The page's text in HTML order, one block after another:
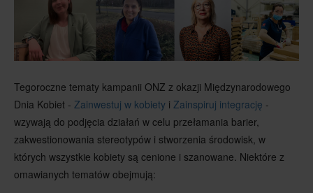
Tegoroczne tematy kampanii ONZ z okazji Międzynarodowego
Dnia Kobiet - Zainwestuj w kobiety i Zainspiruj integrację -
wzywają do podjęcia działań w celu przełamania barier,
zakwestionowania stereotypów i stworzenia środowisk, w
których wszystkie kobiety są cenione i szanowane. Niektóre z
omawianych tematów obejmują: